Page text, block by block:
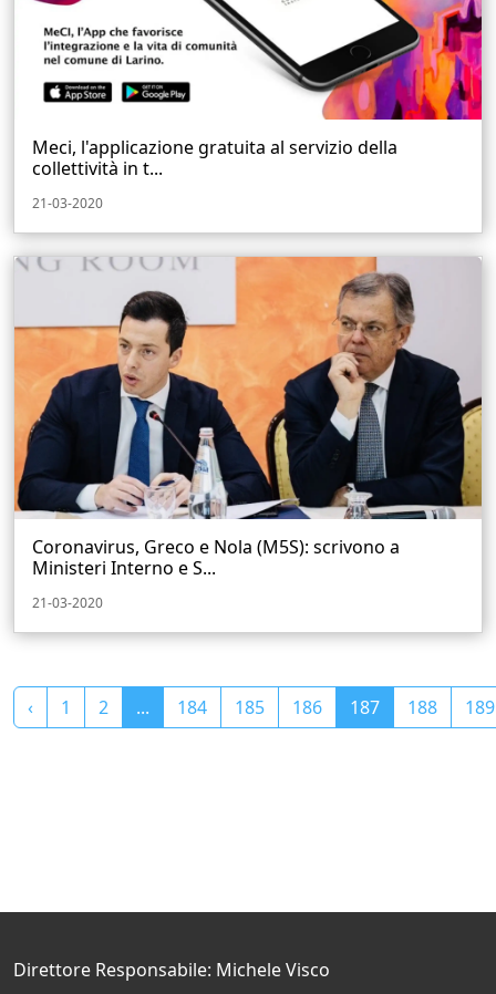
Meci, l'applicazione gratuita al servizio della
collettività in t...
21-03-2020
Coronavirus, Greco e Nola (M5S): scrivono a
Ministeri Interno e S...
21-03-2020
‹ 1 2 ... 184 185 186 187 188 189
Direttore Responsabile: Michele Visco